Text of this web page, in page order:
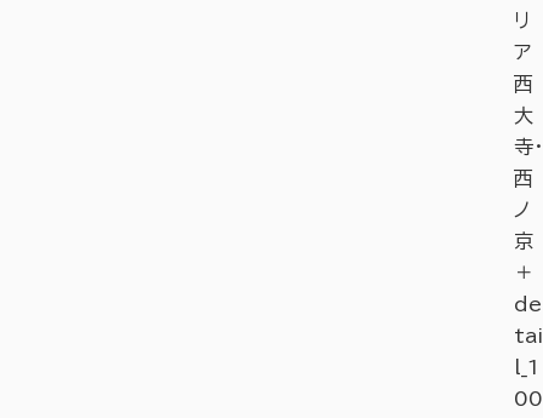
リ
ア
西
大
寺・
西
ノ
京
＋
de
tai
l_1
00